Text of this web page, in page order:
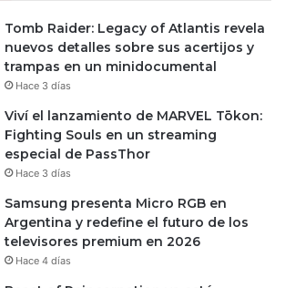
Tomb Raider: Legacy of Atlantis revela
nuevos detalles sobre sus acertijos y
trampas en un minidocumental
Hace 3 días
Viví el lanzamiento de MARVEL Tōkon:
Fighting Souls en un streaming
especial de PassThor
Hace 3 días
Samsung presenta Micro RGB en
Argentina y redefine el futuro de los
televisores premium en 2026
Hace 4 días